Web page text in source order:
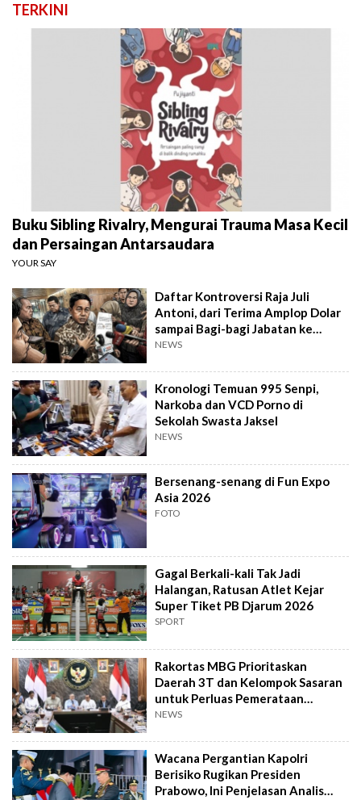
TERKINI
Buku Sibling Rivalry, Mengurai Trauma Masa Kecil
dan Persaingan Antarsaudara
YOUR SAY
Daftar Kontroversi Raja Juli
Antoni, dari Terima Amplop Dolar
sampai Bagi-bagi Jabatan ke
Kader PSI
NEWS
Kronologi Temuan 995 Senpi,
Narkoba dan VCD Porno di
Sekolah Swasta Jaksel
NEWS
Bersenang-senang di Fun Expo
Asia 2026
FOTO
Gagal Berkali-kali Tak Jadi
Halangan, Ratusan Atlet Kejar
Super Tiket PB Djarum 2026
SPORT
Rakortas MBG Prioritaskan
Daerah 3T dan Kelompok Sasaran
untuk Perluas Pemerataan
Program
NEWS
Wacana Pergantian Kapolri
Berisiko Rugikan Presiden
Prabowo, Ini Penjelasan Analis